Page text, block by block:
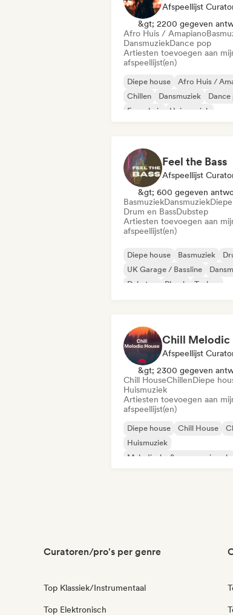
Afspeellijst
&gt; 2200 gegeven
Afro Huis / Amapiano
DansmuziekDance pop
Artiesten toevoegen aan
afspeellijst(en)
Diepe house
Afro Huis /
Chillen
Dansmuziek Dance
Frans huis
Huismuziek
Feel the Bass
Afspeellijst
&gt; 600 gegeven
BasmuziekDansmuziek
Drum en BassDubstep
Artiesten toevoegen aan
afspeellijst(en)
Diepe house Basmuziek
UK Garage / Bassline
Dubstep
Phonk Techno
Afspeellijst
&gt; 2300 gegeven
Chill HouseChillenDiepe
Huismuziek
Artiesten toevoegen aan
afspeellijst(en)
Diepe house Chill House
Huismuziek
Melodische & progressieve
Curatoren/pro's per genre
Top Klassiek/Instrumentaal
Top Elektronisch